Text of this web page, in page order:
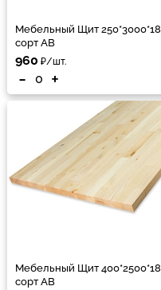
Мебельный Щит 250*3000*18
сорт АВ
960 ₽/шт.
- +
Мебельный Щит 400*2500*18
сорт АВ